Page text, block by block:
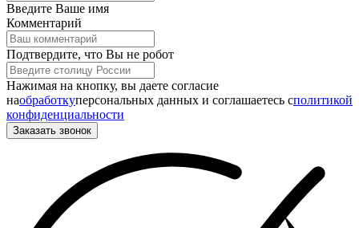
Введите Ваше имя
Комментарий
Подтвердите, что Вы не робот
Нажимая на кнопку, вы даете согласие
наобработкуперсональных данных и соглашаетесь cполитикой
конфиденциальности
Заказать звонок